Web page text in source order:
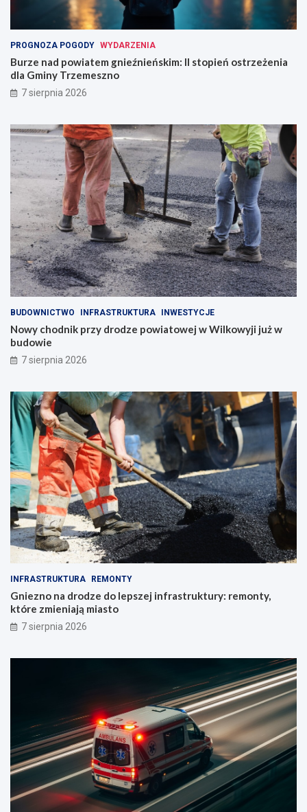
PROGNOZA POGODY WYDARZENIA
Burze nad powiatem gnieźnieńskim: II stopień ostrzeżenia
dla Gminy Trzemeszno
7 sierpnia 2026
BUDOWNICTWO INFRASTRUKTURA INWESTYCJE
Nowy chodnik przy drodze powiatowej w Wilkowyji już w
budowie
7 sierpnia 2026
INFRASTRUKTURA REMONTY
Gniezno na drodze do lepszej infrastruktury: remonty,
które zmieniają miasto
7 sierpnia 2026